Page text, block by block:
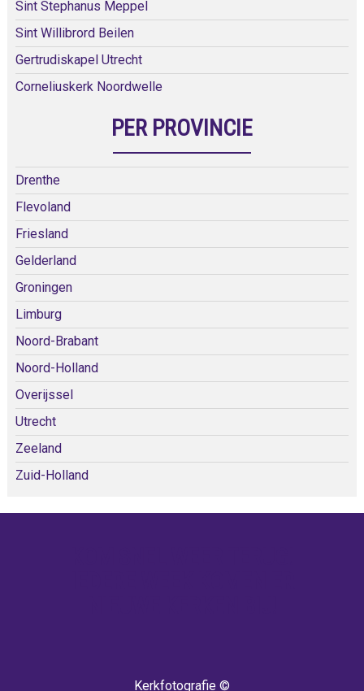
Sint Stephanus Meppel
Sint Willibrord Beilen
Gertrudiskapel Utrecht
Corneliuskerk Noordwelle
PER PROVINCIE
Drenthe
Flevoland
Friesland
Gelderland
Groningen
Limburg
Noord-Brabant
Noord-Holland
Overijssel
Utrecht
Zeeland
Zuid-Holland
Kerkfotografie ©